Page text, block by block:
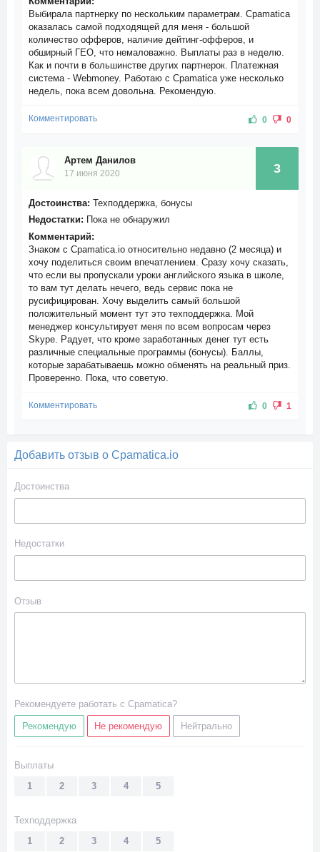
Выбирала партнерку по нескольким параметрам. Cpamatica
оказалась самой подходящей для меня - большой
количество офферов, наличие дейтинг-офферов, и
обширный ГЕО, что немаловажно. Выплаты раз в неделю.
Как и почти в большинстве других партнерок. Платежная
система - Webmoney. Работаю с Cpamatica уже несколько
недель, пока всем довольна. Рекомендую.
0 0
Комментировать
Артем Данилов
17 июня 2020 3
Достоинства: Техподдержка, бонусы
Недостатки: Пока не обнаружил
Комментарий:
Знаком с Cpamatica.io относительно недавно (2 месяца) и
хочу поделиться своим впечатлением. Сразу хочу сказать,
что если вы пропускали уроки английского языка в школе,
то вам тут делать нечего, ведь сервис пока не
русифицирован. Хочу выделить самый большой
положительный момент тут это техподдержка. Мой
менеджер консультирует меня по всем вопросам через
Skype. Радует, что кроме заработанных денег тут есть
различные специальные программы (бонусы). Баллы,
которые зарабатываешь можно обменять на реальный приз.
Проверенно. Пока, что советую.
0 1
Комментировать
Добавить отзыв о Cpamatica.io
Достоинства
Недостатки
Отзыв
Рекомендуете работать с Cpamatica?
Рекомендую Не рекомендую Нейтрально
Выплаты
5
4
3
2
1
Техподдержка
5
4
3
2
1